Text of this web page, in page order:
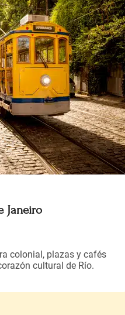
Janeiro
colonial, plazas y cafés
cultural de Río.